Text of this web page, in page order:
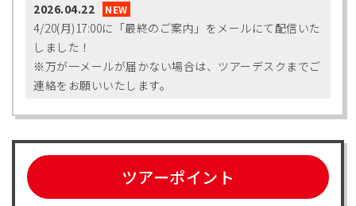
2026.04.22
4/20(月)17:00に「最終のご案内」をメールにて配信いた
しました！
※万が一メールが届かない場合は、ツアーデスクまでご
連絡をお願いいたします。
ツアーポイント